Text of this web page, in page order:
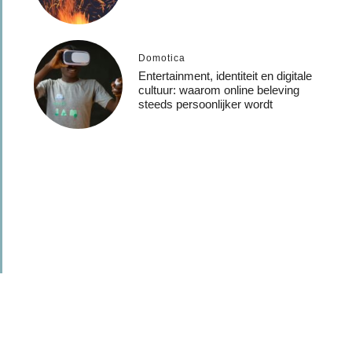
Domotica
Entertainment, identiteit en digitale
cultuur: waarom online beleving
steeds persoonlijker wordt